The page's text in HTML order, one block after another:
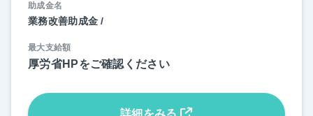
助成金名
業務改善助成金 /
最大支給額
厚労省HPをご確認ください
詳細をみる